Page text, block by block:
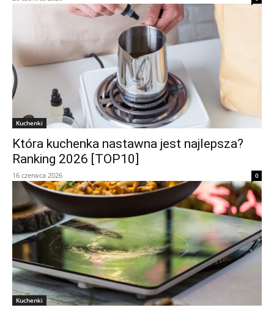
Kuchenki
Która kuchenka nastawna jest najlepsza?
Ranking 2026 [TOP10]
16 czerwca 2026 0
Kuchenki